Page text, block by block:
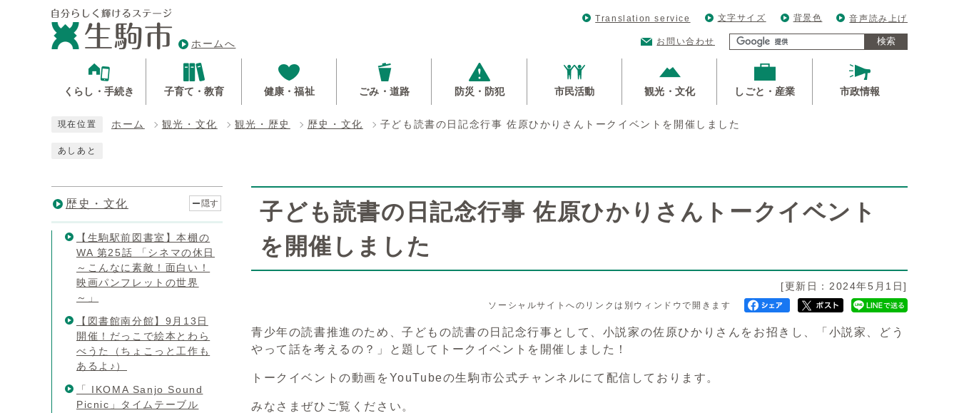
ホームへ
Translation service 文字サイズ 背景色 音声読み上げ
お問い合わせ 検索
くらし・手続き 子育て・教育 健康・福祉 ごみ・道路 防災・防犯 市民活動 観光・文化 しごと・産業 市政情報
現在位置 ホーム 観光・文化 観光・歴史 歴史・文化 子ども読書の日記念行事 佐原ひかりさんトークイベントを開催しました
あしあと
子ども読書の日記念行事 佐原ひかりさんトークイベント
を開催しました
[更新日：2024年5月1日]
ソーシャルサイトへのリンクは別ウィンドウで開きます
青少年の読書推進のため、子どもの読書の日記念行事として、小説家の佐原ひかりさんをお招きし、「小説家、どう
やって話を考えるの？」と題してトークイベントを開催しました！
トークイベントの動画をYouTubeの生駒市公式チャンネルにて配信しております。
みなさまぜひご覧ください。
歴史・文化 隠す
【生駒駅前図書室】本棚の
WA 第25話 「シネマの休日
～こんなに素敵！面白い！
映画パンフレットの世界
～」
【図書館南分館】9月13日
開催！だっこで絵本とわら
べうた（ちょこっと工作も
あるよ♪）
「 IKOMA Sanjo Sound
Picnic」タイムテーブル